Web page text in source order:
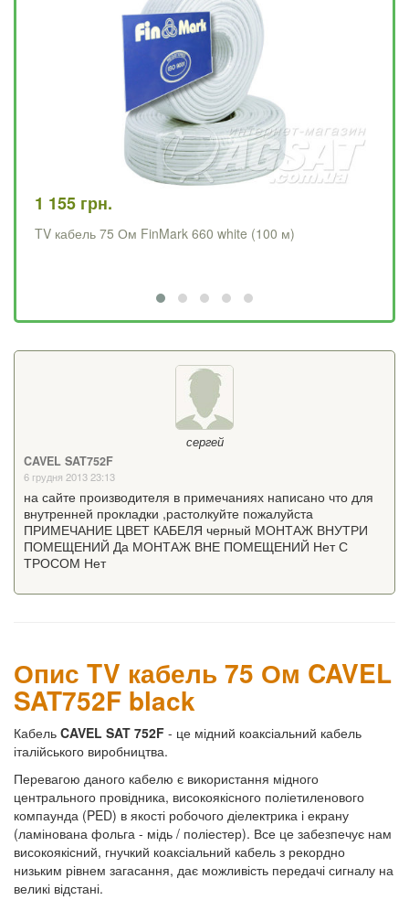
1 155 грн.
TV кабель 75 Ом FinMark 660 white (100 м)
сергей
CAVEL SAT752F
6 грудня 2013 23:13
на сайте производителя в примечаниях написано что для
внутренней прокладки ,растолкуйте пожалуйста
ПРИМЕЧАНИЕ ЦВЕТ КАБЕЛЯ черный МОНТАЖ ВНУТРИ
ПОМЕЩЕНИЙ Да МОНТАЖ ВНЕ ПОМЕЩЕНИЙ Нет С
ТРОСОМ Нет
Опис TV кабель 75 Ом CAVEL
SAT752F black
Кабель CAVEL SAT 752F - це мідний коаксіальний кабель
італійського виробництва.
Перевагою даного кабелю є використання мідного
центрального провідника, високоякісного поліетиленового
компаунда (PED) в якості робочого діелектрика і екрану
(ламінована фольга - мідь / поліестер). Все це забезпечує нам
високоякісний, гнучкий коаксіальний кабель з рекордно
низьким рівнем загасання, дає можливість передачі сигналу на
великі відстані.